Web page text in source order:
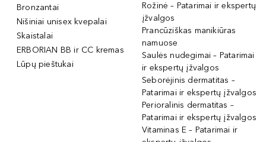
Bronzantai
Nišiniai unisex kvepalai
Skaistalai
ERBORIAN BB ir CC kremas
Lūpų pieštukai
Rožinė – Patarimai ir ekspertų
įžvalgos
Prancūziškas manikiūras
namuose
Saulės nudegimai – Patarimai
ir ekspertų įžvalgos
Seborėjinis dermatitas –
Patarimai ir ekspertų įžvalgos
Perioralinis dermatitas –
Patarimai ir ekspertų įžvalgos
Vitaminas E – Patarimai ir